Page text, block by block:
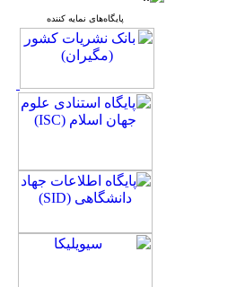
پایگاه‌های نمایه کننده